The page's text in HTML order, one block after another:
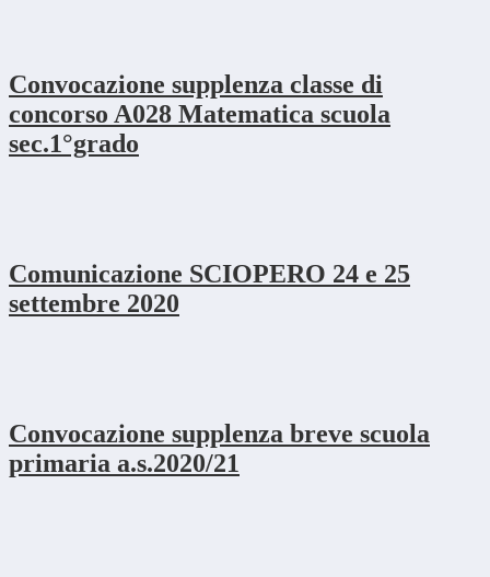
Convocazione supplenza classe di
concorso A028 Matematica scuola
sec.1°grado
Comunicazione SCIOPERO 24 e 25
settembre 2020
Convocazione supplenza breve scuola
primaria a.s.2020/21